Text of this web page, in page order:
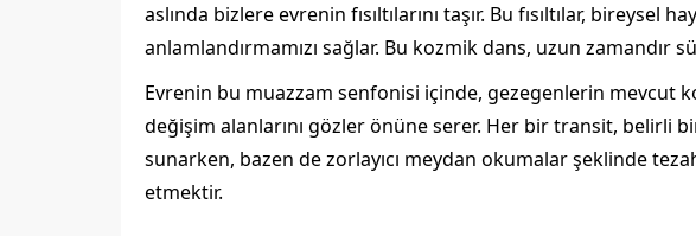
aslında bizlere evrenin fısıltılarını taşır. Bu fısıltılar,
anlamlandırmamızı sağlar. Bu kozmik dans, uzun zamandır
Evrenin bu muazzam senfonisi içinde, gezegenlerin mevcut
değişim alanlarını gözler önüne serer. Her bir transit, belirli
sunarken, bazen de zorlayıcı meydan okumalar şeklinde
etmektir.